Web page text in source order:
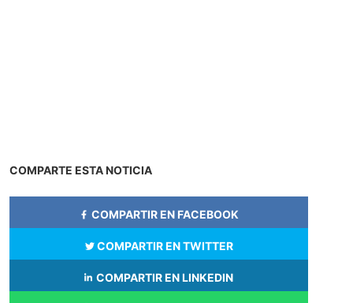
COMPARTE ESTA NOTICIA
COMPARTIR EN FACEBOOK
COMPARTIR EN TWITTER
COMPARTIR EN LINKEDIN